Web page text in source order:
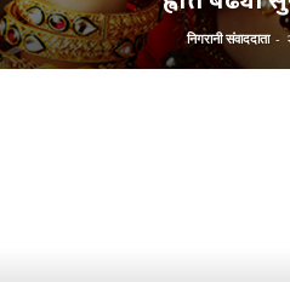
निगरानी संवाददाता -